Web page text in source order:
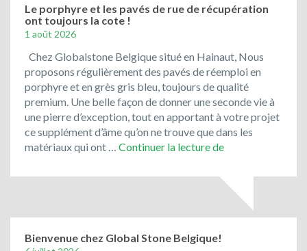
du
Le porphyre et les pavés de rue de récupération
ont toujours la cote !
1 août 2026
Chez Globalstone Belgique situé en Hainaut, Nous
proposons régulièrement des pavés de réemploi en
porphyre et en grès gris bleu, toujours de qualité
premium. Une belle façon de donner une seconde vie à
une pierre d’exception, tout en apportant à votre projet
ce supplément d’âme qu’on ne trouve que dans les
matériaux qui ont … Continuer la lecture deLe
les
pavés
de
Bienvenue chez Global Stone Belgique!